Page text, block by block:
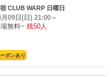
CLUB WARP 日曜日
09日(日) 21:00～
場無料~ 残50人
ポンあり